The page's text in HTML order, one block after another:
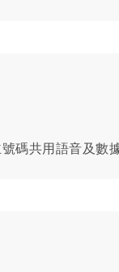
碼共用語音及數據